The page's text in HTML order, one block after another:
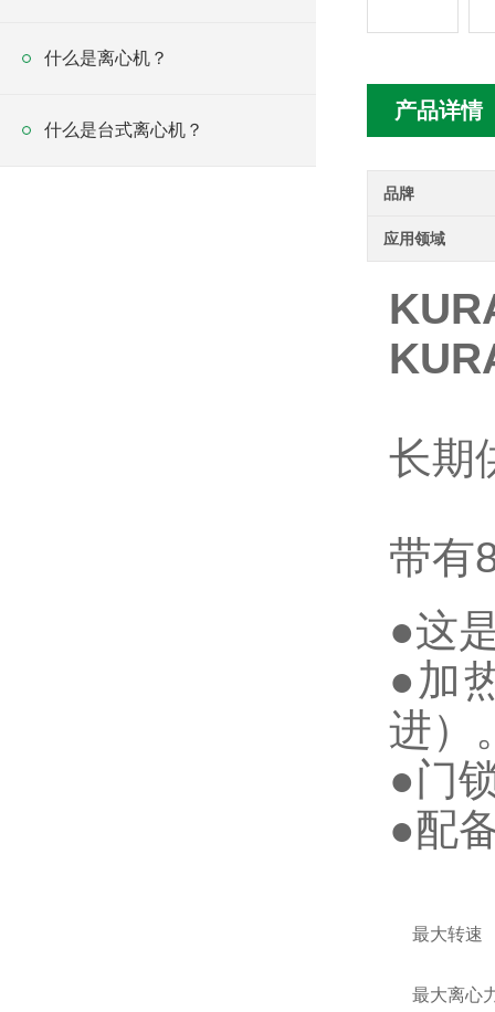
产品详情
品牌
应用领域
长期
带有
●这
●加
进）
●门
●配
最大转速
最大离心
什么是离心机？
什么是台式离心机？